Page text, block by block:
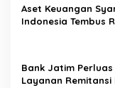
Aset Keuangan
Indonesia Tembus
Bank Jatim Perluas
Layanan Remitansi